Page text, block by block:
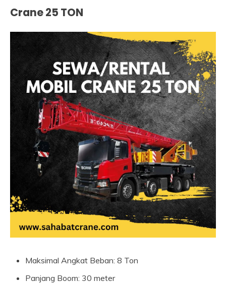
Crane 25 TON
Maksimal Angkat Beban: 8 Ton
Panjang Boom: 30 meter